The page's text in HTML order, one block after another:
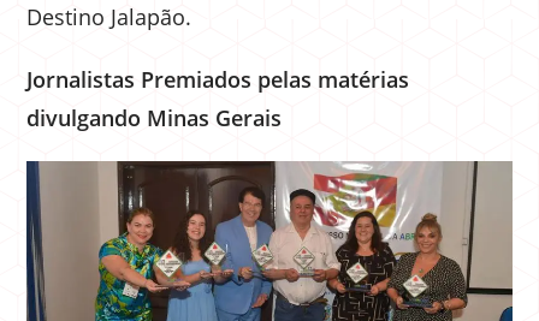
Destino Jalapão.
Jornalistas Premiados pelas matérias
divulgando Minas Gerais